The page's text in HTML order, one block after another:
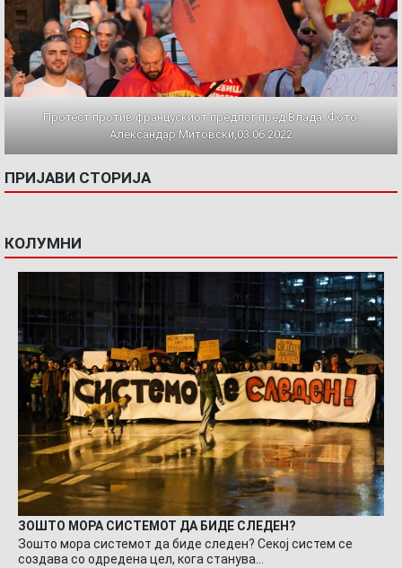
Протест против францускиот предлог пред Влада. Фото:
Александар Митовски,03.06.2022
ПРИЈАВИ СТОРИЈА
КОЛУМНИ
ЗОШТО МОРА СИСТЕМОТ ДА БИДЕ СЛЕДЕН?
Зошто мора системот да биде следен? Секој систем се
создава со одредена цел, кога станува…